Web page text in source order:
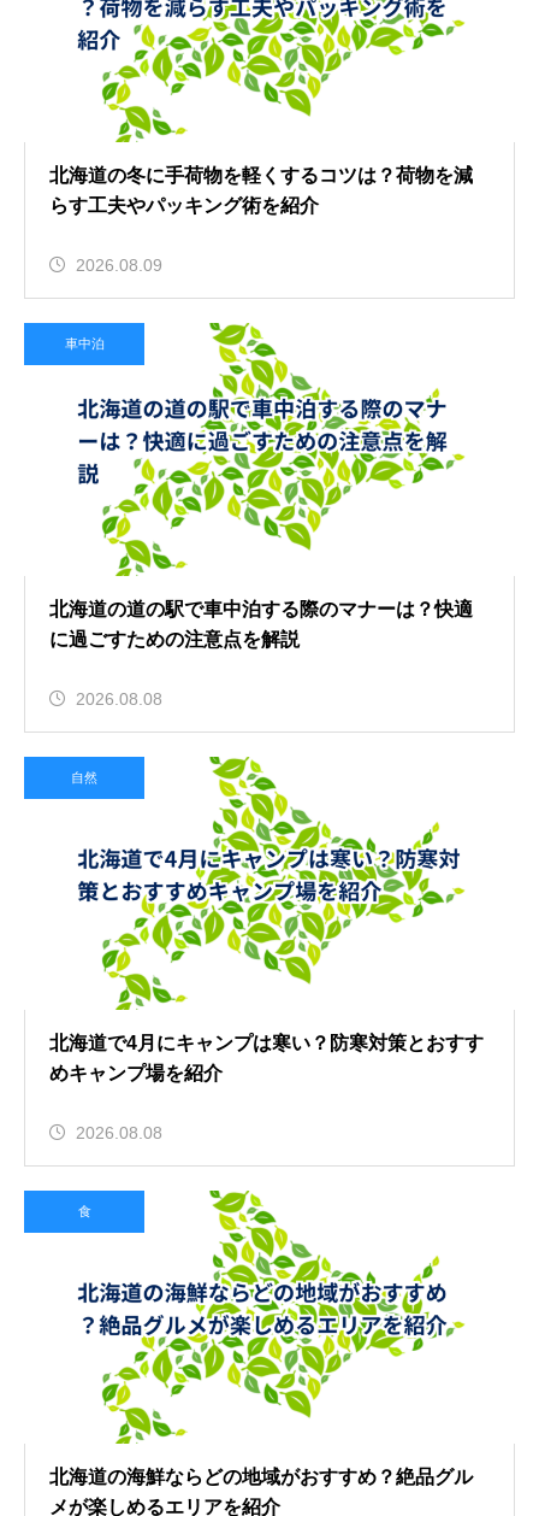
北海道の冬に手荷物を軽くするコツは？荷物を減
らす工夫やパッキング術を紹介
2026.08.09
車中泊
北海道の道の駅で車中泊する際のマナーは？快適
に過ごすための注意点を解説
2026.08.08
自然
北海道で4月にキャンプは寒い？防寒対策とおすす
めキャンプ場を紹介
2026.08.08
食
北海道の海鮮ならどの地域がおすすめ？絶品グル
メが楽しめるエリアを紹介